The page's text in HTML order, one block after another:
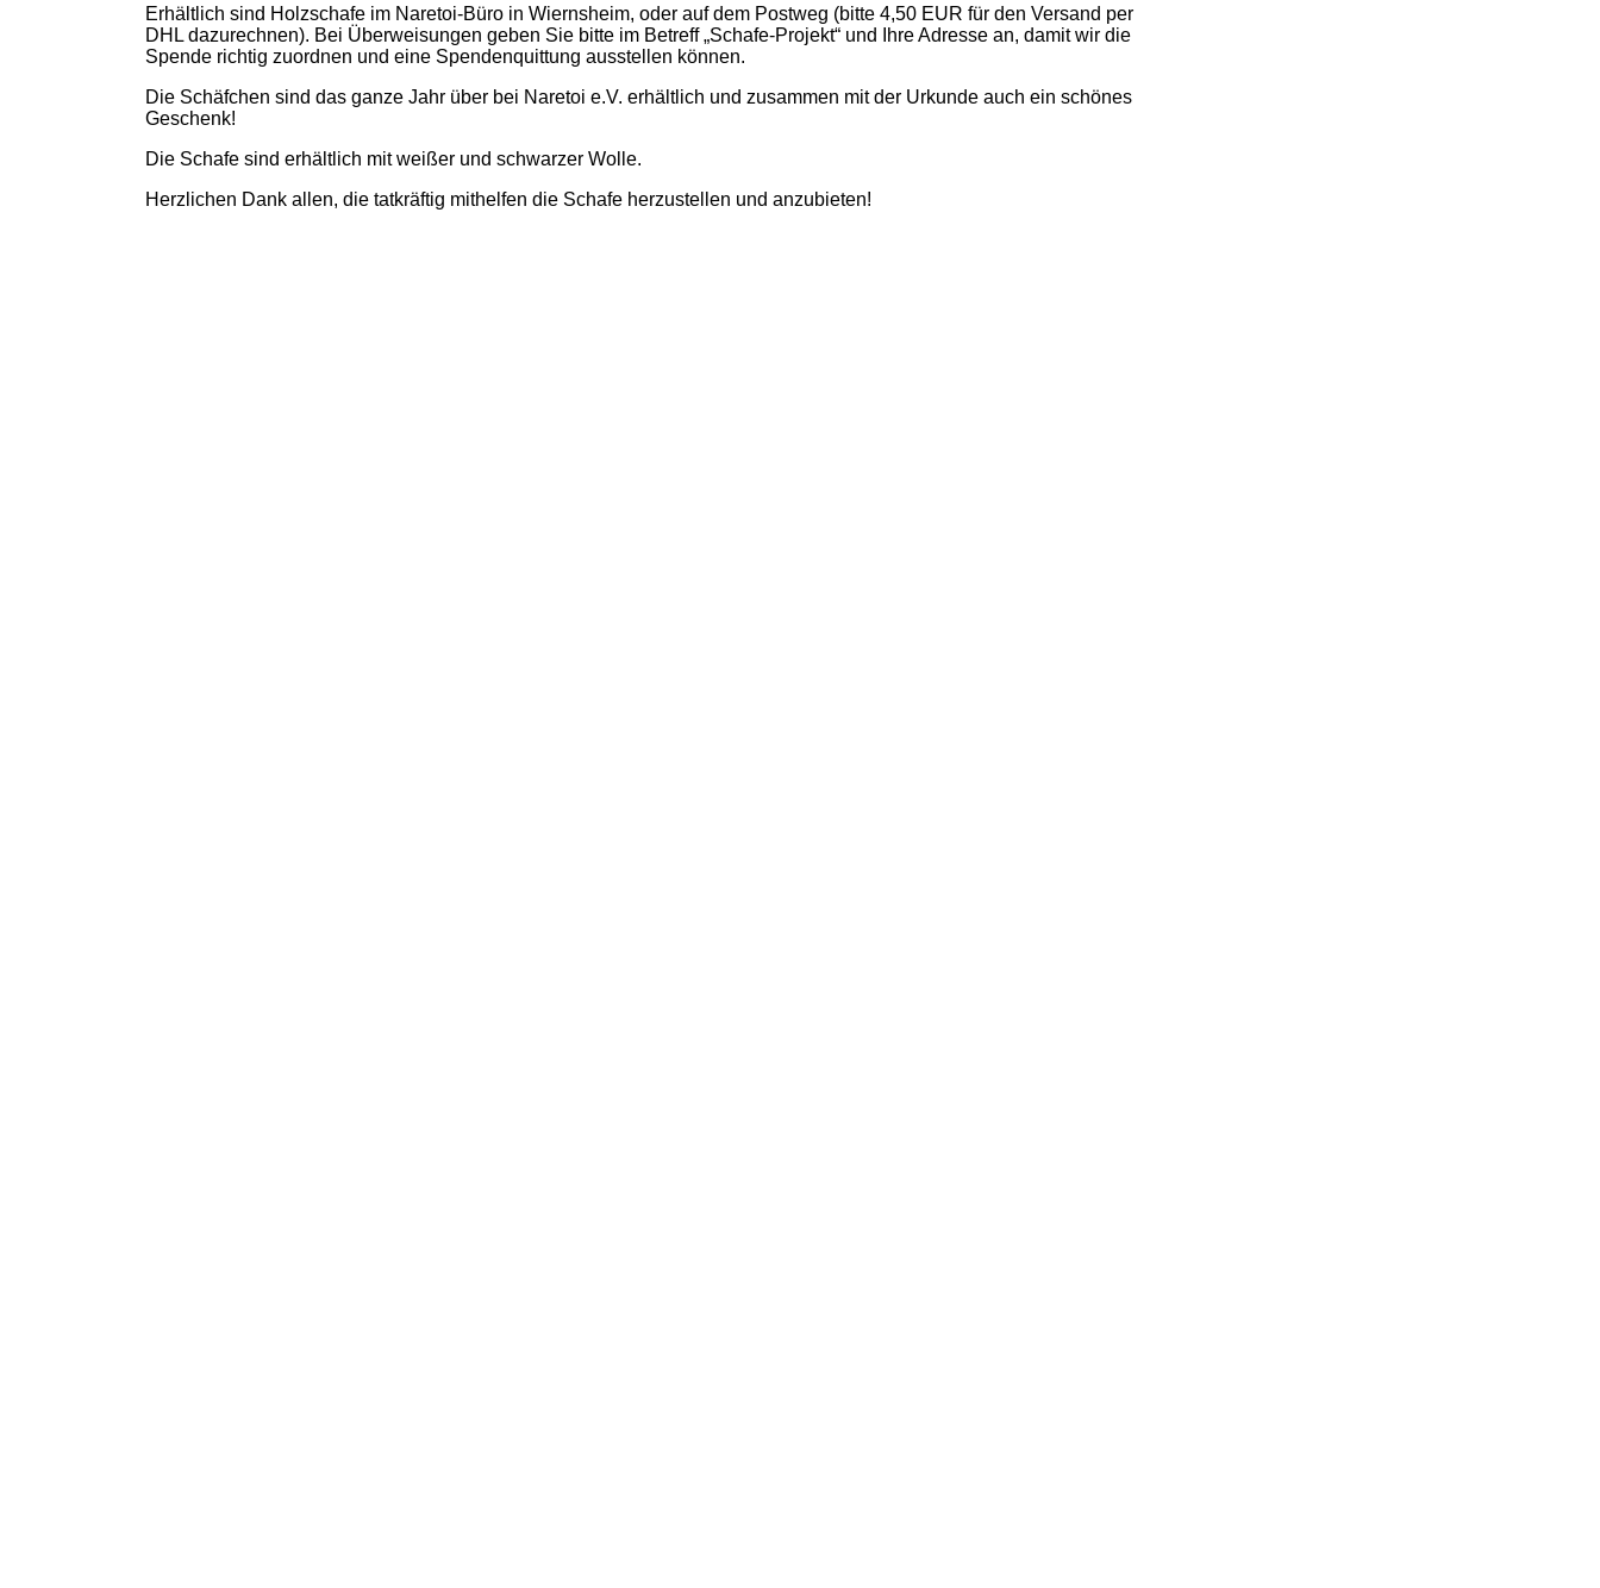
Erhältlich sind Holzschafe im Naretoi-Büro in Wiernsheim, oder auf dem Postweg (bitte 4,50 EUR für den Versand per
DHL dazurechnen). Bei Überweisungen geben Sie bitte im Betreff „Schafe-Projekt“ und Ihre Adresse an, damit wir die
Spende richtig zuordnen und eine Spendenquittung ausstellen können.
Die Schäfchen sind das ganze Jahr über bei Naretoi e.V. erhältlich und zusammen mit der Urkunde auch ein schönes
Geschenk!
Die Schafe sind erhältlich mit weißer und schwarzer Wolle.
Herzlichen Dank allen, die tatkräftig mithelfen die Schafe herzustellen und anzubieten!